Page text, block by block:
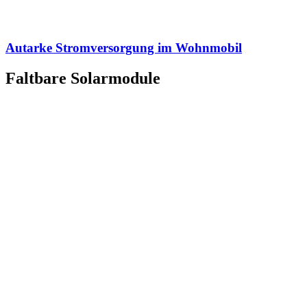
Autarke Stromversorgung im Wohnmobil
Faltbare Solarmodule